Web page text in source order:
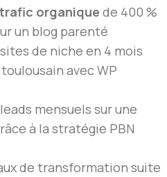
trafic organique de 400 %
un blog parenté
de niche en 4 mois
avec WP
mensuels sur une
à la stratégie PBN
de transformation suite